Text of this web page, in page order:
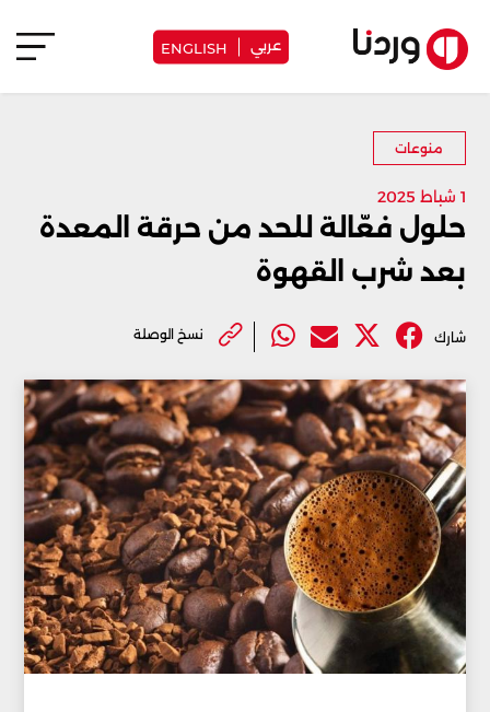
عربي ENGLISH
منوعات
1 شباط 2025
حلول فعّالة للحد من حرقة المعدة
بعد شرب القهوة
شارك نسخ الوصلة